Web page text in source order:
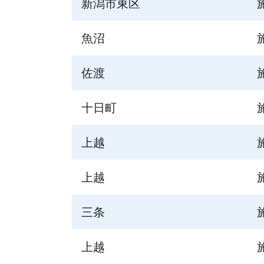
新潟市東区
魚沼
佐渡
十日町
上越
上越
三条
上越